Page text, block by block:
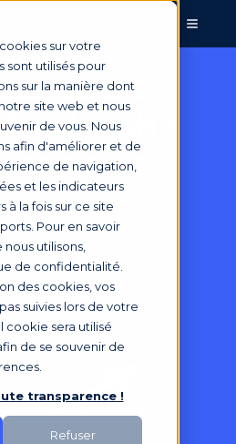
sur votre
sont utilisés pour
sur la manière dont
site web et nous
de vous. Nous
afin d'améliorer et de
de navigation,
et les indicateurs
à la fois sur ce site
Pour en savoir
utilisons,
de confidentialité.
des cookies, vos
suivies lors de votre
cookie sera utilisé
de se souvenir de
transparence !
Refuser
votre
: